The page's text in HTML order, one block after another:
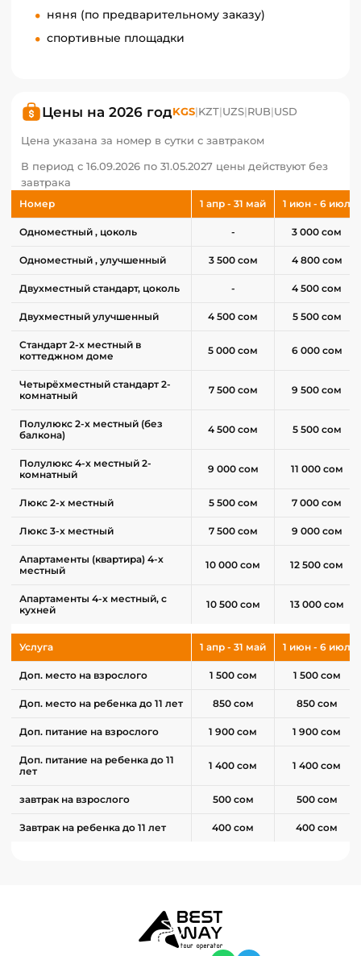
няня (по предварительному заказу)
спортивные площадки
Цены на 2026 годKGS|KZT|UZS|RUB|USD
Цена указана за номер в сутки с завтраком
В период с 16.09.2026 по 31.05.2027 цены действуют без
завтрака
Номер 1 апр - 31 май 1 июн - 6 июл
Одноместный , цоколь - 3 000 сом
Одноместный , улучшенный 3 500 сом 4 800 сом
Двухместный стандарт, цоколь - 4 500 сом
Двухместный улучшенный 4 500 сом 5 500 сом
Стандарт 2-х местный в
коттеджном доме
5 000 сом 6 000 сом
Четырёхместный стандарт 2-
комнатный
7 500 сом 9 500 сом
Полулюкс 2-х местный (без
балкона)
4 500 сом 5 500 сом
Полулюкс 4-х местный 2-
комнатный
9 000 сом 11 000 сом
Люкс 2-х местный 5 500 сом 7 000 сом
Люкс 3-х местный 7 500 сом 9 000 сом
Апартаменты (квартира) 4-х
местный
10 000 сом 12 500 сом
Апартаменты 4-х местный, с
кухней
10 500 сом 13 000 сом
Услуга 1 апр - 31 май 1 июн - 6 июл
Доп. место на взрослого 1 500 сом 1 500 сом
Доп. место на ребенка до 11 лет 850 сом 850 сом
Доп. питание на взрослого 1 900 сом 1 900 сом
Доп. питание на ребенка до 11
лет
1 400 сом 1 400 сом
завтрак на взрослого 500 сом 500 сом
Завтрак на ребенка до 11 лет 400 сом 400 сом